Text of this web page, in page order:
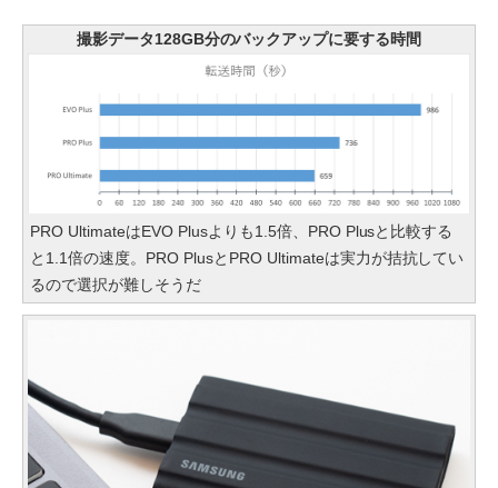
撮影データ128GB分のバックアップに要する時間
PRO UltimateはEVO Plusよりも1.5倍、PRO Plusと比較する
と1.1倍の速度。PRO PlusとPRO Ultimateは実力が拮抗してい
るので選択が難しそうだ